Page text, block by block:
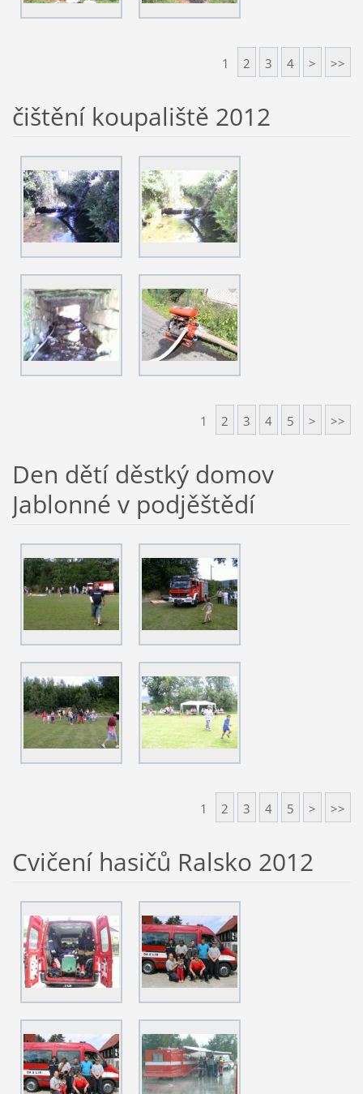
1 2 3 4 > >>
čištění koupaliště 2012
1 2 3 4 5 > >>
Den dětí děstký domov
Jablonné v podjěštědí
1 2 3 4 5 > >>
Cvičení hasičů Ralsko 2012